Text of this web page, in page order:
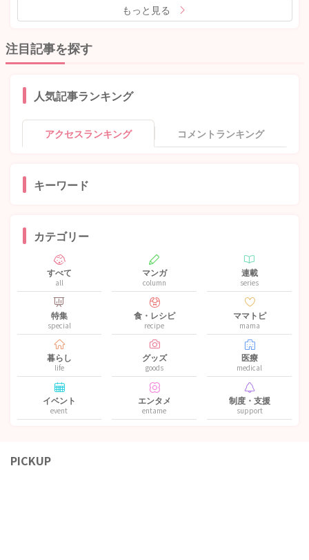
もっと見る
注目記事を探す
人気記事ランキング
アクセスランキング コメントランキング
キーワード
カテゴリー
すべて
all
マンガ
column
連載
series
特集
special
食・レシピ
recipe
ママトピ
mama
暮らし
life
グッズ
goods
医療
medical
イベント
event
エンタメ
entame
制度・支援
support
PICKUP